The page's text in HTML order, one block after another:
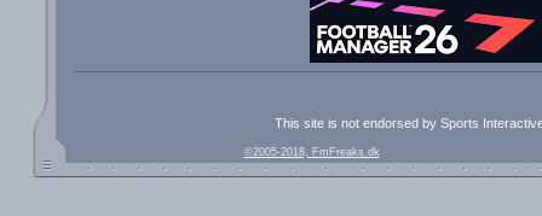
This site is not endorsed by Sports
©2005-2018, FmFreaks.dk